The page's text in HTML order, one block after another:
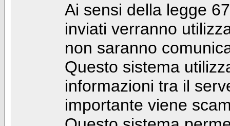
Ai sensi della legge
inviati verranno
non saranno
Questo sistema
informazioni tra il
importante viene